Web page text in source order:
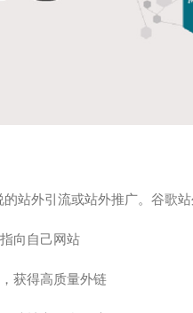
站外引流或站外推广。谷歌
向自己网站
获得高质量外链